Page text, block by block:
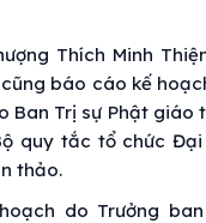
Thích Minh
báo cáo kế
Ban Trị sự Phật giáo
quy tắc tổ chức
thảo.
do Trưởng